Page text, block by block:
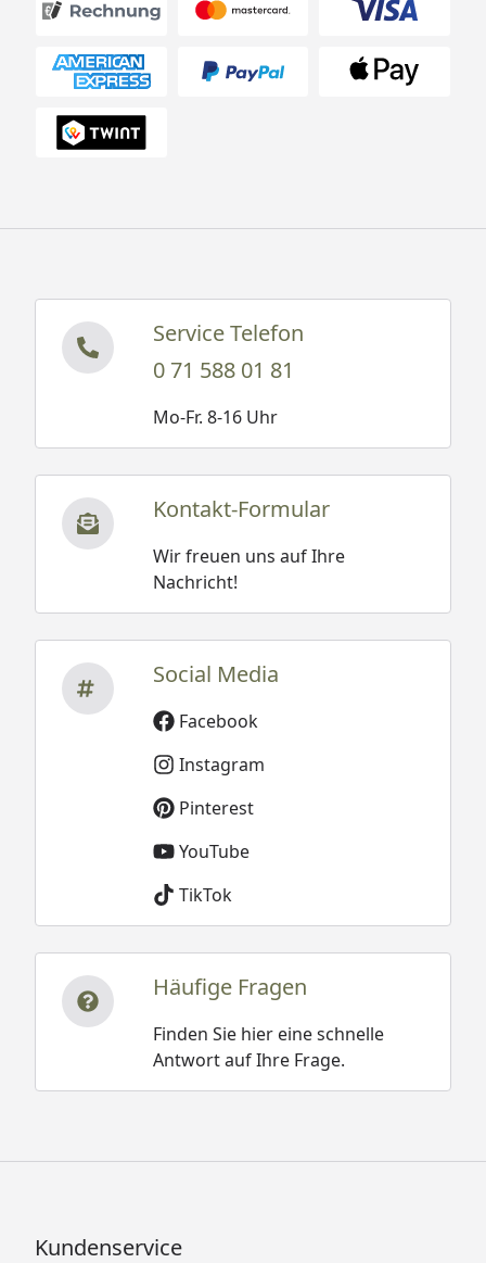
CONNECT READY: Unsere Panzerflex-
überdurschnittlich lang, sondern sie haben 3/8"-
Dichtringe in den Anschlussmuttern. Die
Installation ist damit noch einfacher. Alle
Panzerflex-Anschlussschläuche sind DVGW KTW
Service Telefon
0 71 588 01 81
Mo-Fr. 8-16 Uhr
Kontakt-Formular
Wir freuen uns auf Ihre
Nachricht!
Social Media
Facebook
Instagram
Pinterest
YouTube
TikTok
Häufige Fragen
Finden Sie hier eine schnelle
Antwort auf Ihre Frage.
Kundenservice